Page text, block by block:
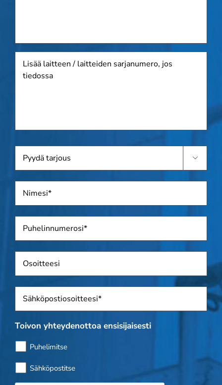
laitteen
tarjous

Nimi *
Puhelin *
Osoite
Sposti *
Toivon yhteydenottoa ensisijaisesti
Puhelimitse
Sähköpostitse